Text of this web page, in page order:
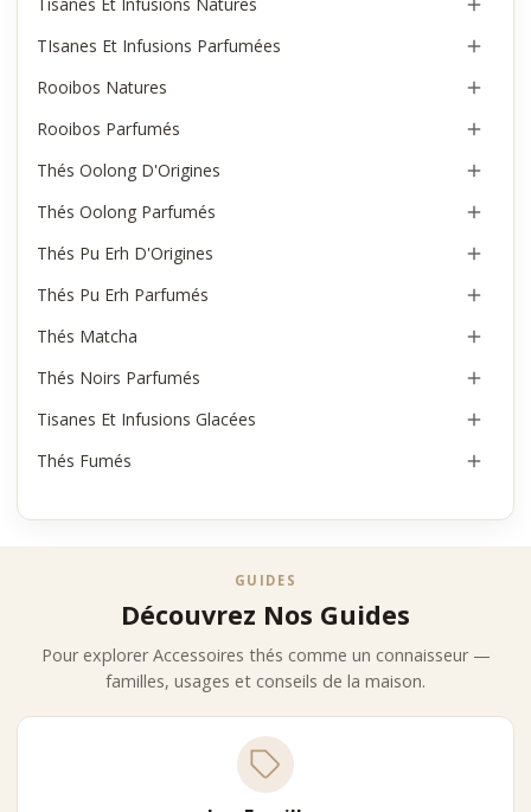
TIsanes Et Infusions Parfumées 
Rooibos Natures 
Rooibos Parfumés 
Thés Oolong D'Origines 
Thés Oolong Parfumés 
Thés Pu Erh D'Origines 
Thés Pu Erh Parfumés 
Thés Matcha 
Thés Noirs Parfumés 
Tisanes Et Infusions Glacées 
Thés Fumés 
GUIDES
Découvrez Nos Guides
Pour explorer Accessoires thés comme un connaisseur —
familles, usages et conseils de la maison.